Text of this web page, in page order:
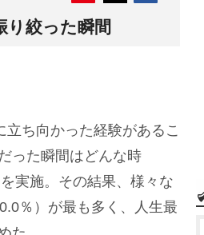
り絞った瞬間
ち向かった経験があるこ
った瞬間はどんな時
実施。その結果、様々な
％）が最も多く、人生最